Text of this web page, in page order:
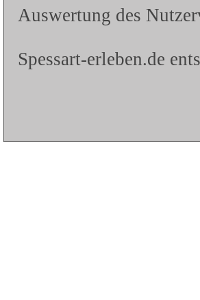
Auswertung des
Spessart-erleben.de